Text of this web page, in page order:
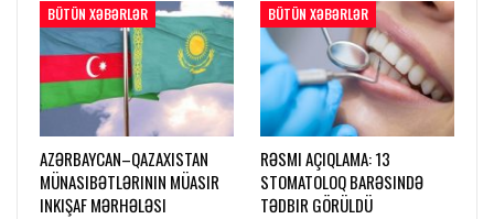
BÜTÜN XƏBƏRLƏR
AZƏRBAYCAN–QAZAXISTAN
MÜNASIBƏTLƏRININ MÜASIR
INKIŞAF MƏRHƏLƏSI
BÜTÜN XƏBƏRLƏR
RƏSMI AÇIQLAMA: 13
STOMATOLOQ BARƏSINDƏ
TƏDBIR GÖRÜLDÜ